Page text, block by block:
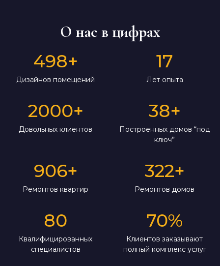
О нас в цифрах
498+
Дизайнов помещений
17
Лет опыта
2000+
Довольных клиентов
38+
Построенных домов “под
ключ”
906+
Ремонтов квартир
322+
Ремонтов домов
80
Квалифицированных
специалистов
70%
Клиентов заказывают
полный комплекс услуг